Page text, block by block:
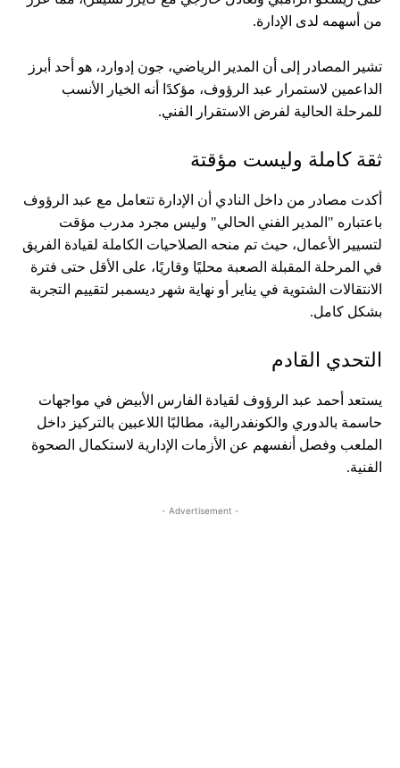
من أسهمه لدى الإدارة.
​تشير المصادر إلى أن المدير الرياضي، جون إدوارد، هو أحد أبرز
الداعمين لاستمرار عبد الرؤوف، مؤكدًا أنه الخيار الأنسب
للمرحلة الحالية لفرض الاستقرار الفني.
​ثقة كاملة وليست مؤقتة
​أكدت مصادر من داخل النادي أن الإدارة تتعامل مع عبد الرؤوف
باعتباره "المدير الفني الحالي" وليس مجرد مدرب مؤقت
لتسيير الأعمال، حيث تم منحه الصلاحيات الكاملة لقيادة الفريق
في المرحلة المقبلة الصعبة محليًا وقاريًا، على الأقل حتى فترة
الانتقالات الشتوية في يناير أو نهاية شهر ديسمبر لتقييم التجربة
بشكل كامل.
​التحدي القادم
يستعد أحمد عبد الرؤوف لقيادة الفارس الأبيض في مواجهات
حاسمة بالدوري والكونفدرالية، مطالبًا اللاعبين بالتركيز داخل
الملعب وفصل أنفسهم عن الأزمات الإدارية لاستكمال الصحوة
الفنية.
- Advertisement -